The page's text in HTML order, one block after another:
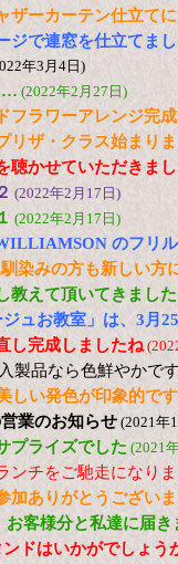
ザーカーテン仕立て
ジで連窓を仕立てま
年3月4日)
… (2022年2月27日)
フラワーアレンジ完
リザ・クラス始まり
聴かせていただきま
(2022年2月17日)
(2022年2月17日)
のフリ
染みの方も新しい方
教えて頂いてきまし
ュお教室」は、3月
し完成しましたね
製品なら色鮮やかで
しい発色が印象的です
業のお知らせ (2021年
プライズでした (2021
ンチをご馳走になり
加ありがとうござい
客様分と私達に届き
ドはいかがでしょう